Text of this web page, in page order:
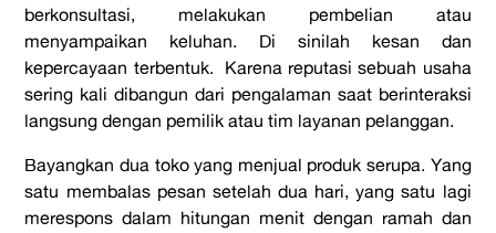
berkonsultasi, melakukan pembelian atau
menyampaikan keluhan. Di sinilah kesan dan
kepercayaan terbentuk. Karena reputasi sebuah usaha
sering kali dibangun dari pengalaman saat berinteraksi
langsung dengan pemilik atau tim layanan pelanggan.
Bayangkan dua toko yang menjual produk serupa. Yang
satu membalas pesan setelah dua hari, yang satu lagi
merespons dalam hitungan menit dengan ramah dan